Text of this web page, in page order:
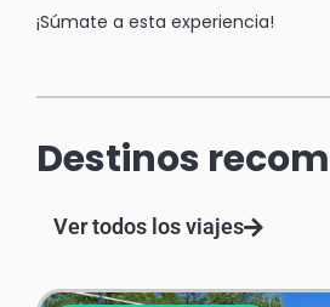
¡Súmate a esta experiencia!
Destinos
Ver todos los viajes